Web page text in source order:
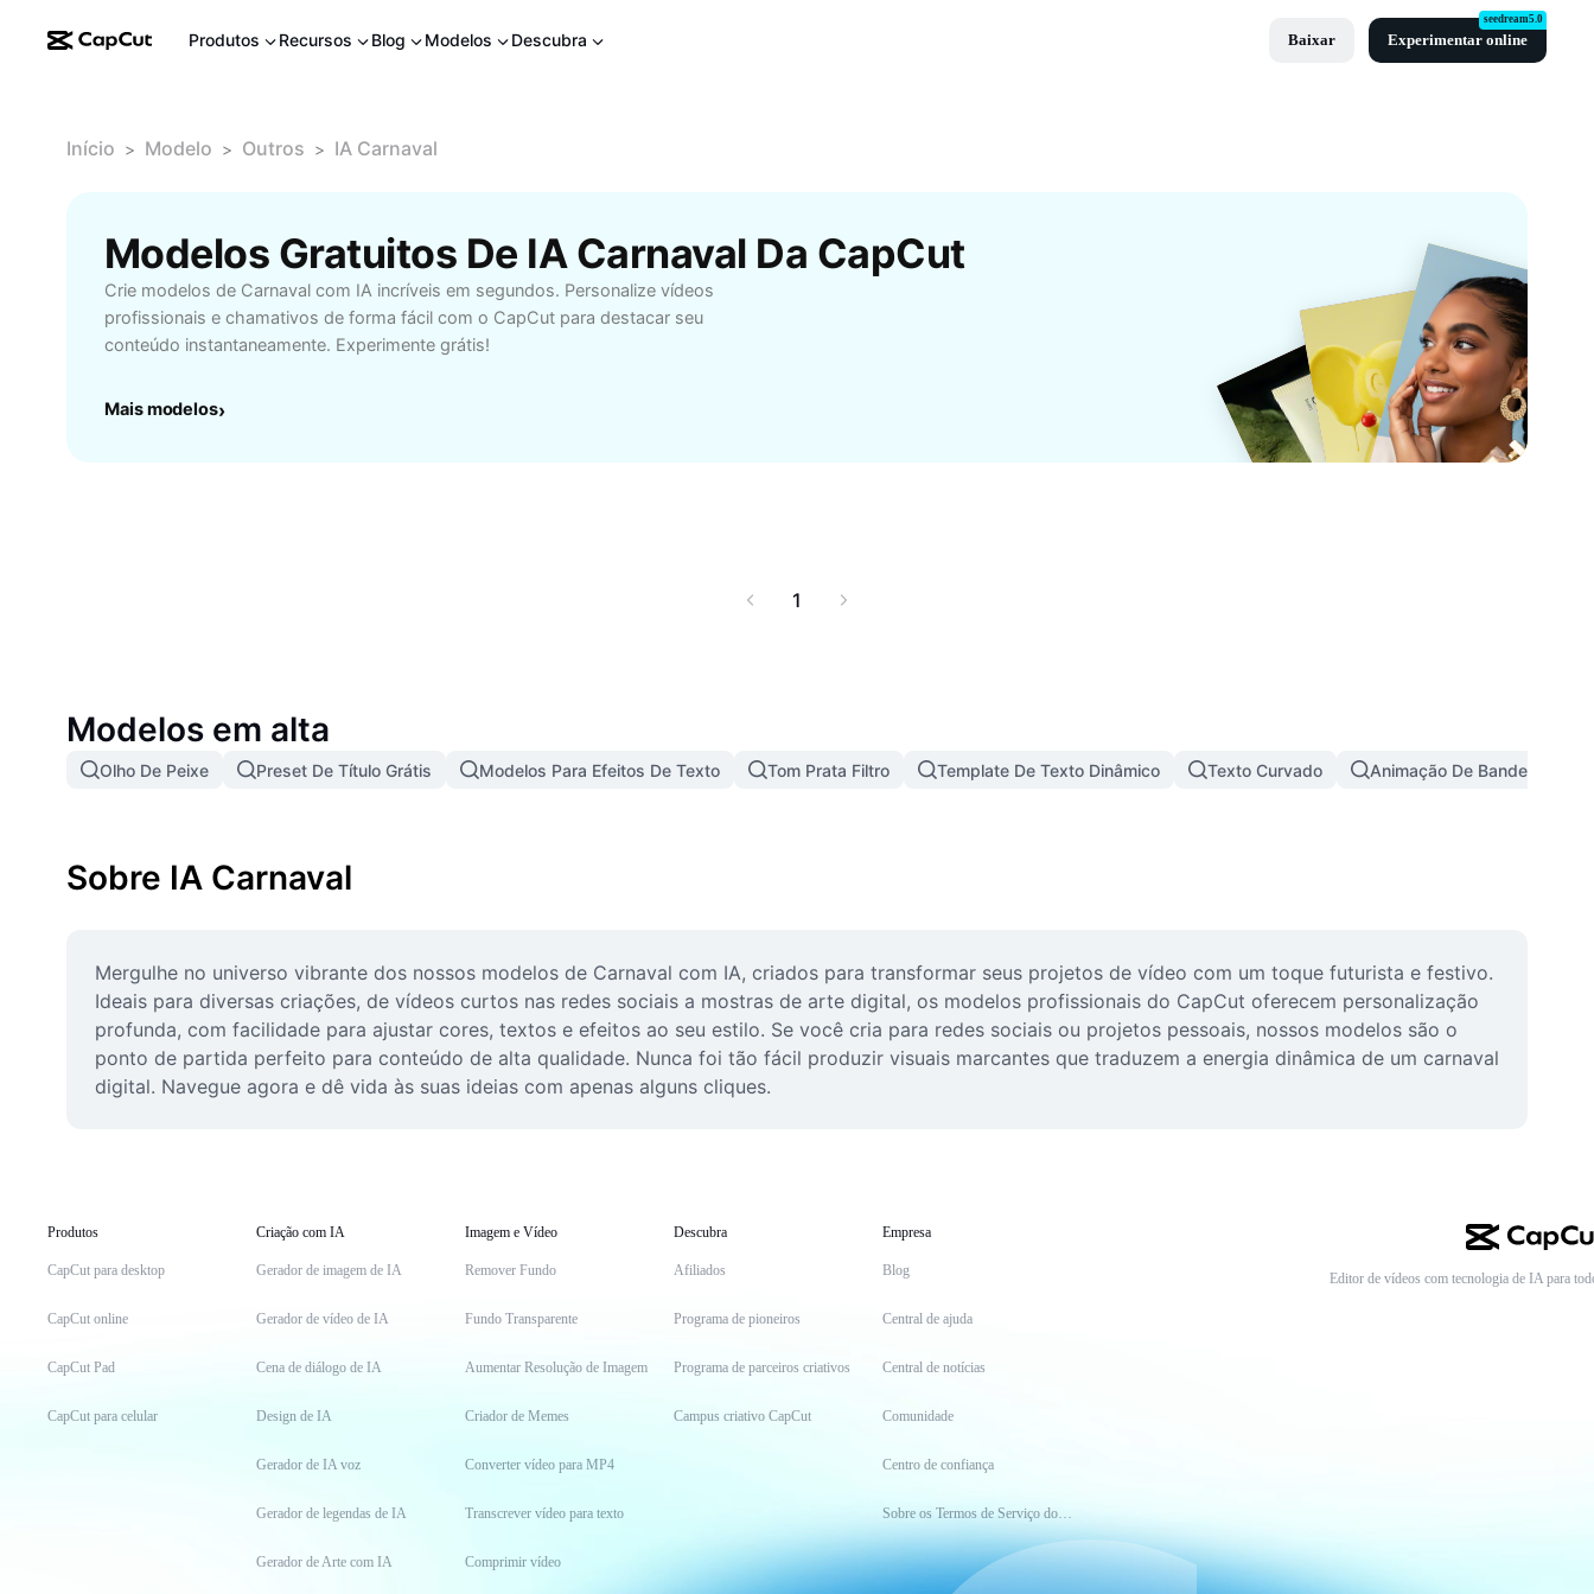
Produtos Recursos Blog Modelos Descubra Baixar Experimentar online
seedream5.0
Início > Modelo > Outros > IA Carnaval
Modelos Gratuitos De IA Carnaval Da CapCut
Crie modelos de Carnaval com IA incríveis em segundos. Personalize vídeos
profissionais e chamativos de forma fácil com o CapCut para destacar seu
conteúdo instantaneamente. Experimente grátis!
Mais modelos›
1
Modelos em alta
Olho De Peixe Preset De Título Grátis Modelos Para Efeitos De Texto Tom Prata Filtro Template De Texto Dinâmico Texto Curvado Animação De Bandeira
Sobre IA Carnaval
Mergulhe no universo vibrante dos nossos modelos de Carnaval com IA, criados para transformar seus projetos de vídeo com um toque futurista e festivo.
Ideais para diversas criações, de vídeos curtos nas redes sociais a mostras de arte digital, os modelos profissionais do CapCut oferecem personalização
profunda, com facilidade para ajustar cores, textos e efeitos ao seu estilo. Se você cria para redes sociais ou projetos pessoais, nossos modelos são o
ponto de partida perfeito para conteúdo de alta qualidade. Nunca foi tão fácil produzir visuais marcantes que traduzem a energia dinâmica de um carnaval
digital. Navegue agora e dê vida às suas ideias com apenas alguns cliques.
Produtos
CapCut para desktop
CapCut online
CapCut Pad
CapCut para celular
Criação com IA
Gerador de imagem de IA
Gerador de vídeo de IA
Cena de diálogo de IA
Design de IA
Gerador de IA voz
Gerador de legendas de IA
Gerador de Arte com IA
Imagem e Vídeo
Remover Fundo
Fundo Transparente
Aumentar Resolução de Imagem
Criador de Memes
Converter vídeo para MP4
Transcrever vídeo para texto
Comprimir vídeo
Descubra
Afiliados
Programa de pioneiros
Programa de parceiros criativos
Campus criativo CapCut
Empresa
Blog
Central de ajuda
Central de notícias
Comunidade
Centro de confiança
Sobre os Termos de Serviço do CapCut
Editor de vídeos com tecnologia de IA para